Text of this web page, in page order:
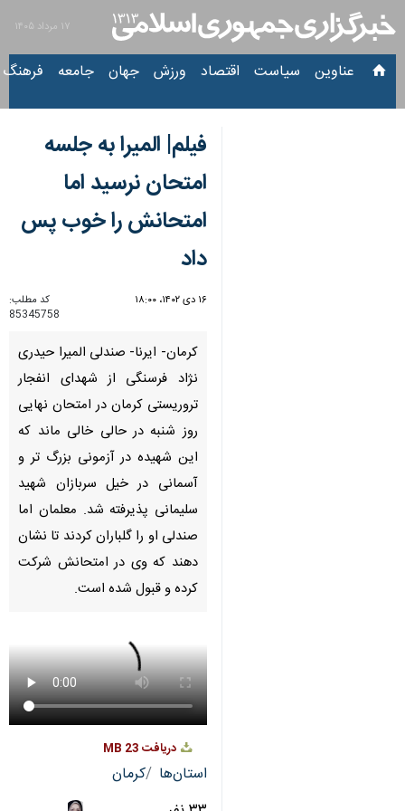
۱۷ مرداد ۱۴۰۵
عناوین‌ سیاست اقتصاد ورزش جهان جامعه فرهنگ
فیلم| المیرا به جلسه
امتحان نرسید اما
امتحانش را خوب پس
داد
۱۶ دی ۱۴۰۲، ۱۸:۰۰
کد مطلب:
85345758
00:00
00:00